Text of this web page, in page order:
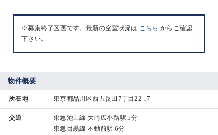
※募集終了区画です。最新の空室状況は こちら からご確認
下さい。
物件概要
所在地 東京都品川区西五反田7丁目22-17
交通
東急池上線 大崎広小路駅 5分
東急目黒線 不動前駅 6分